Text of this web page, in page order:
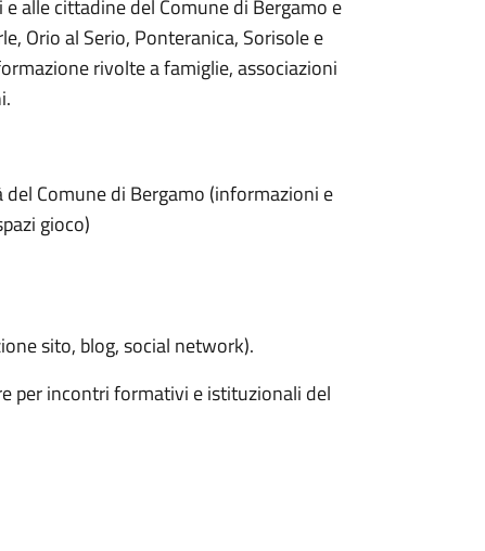
alle cittadine del Comune di Bergamo e
Orio al Serio, Ponteranica, Sorisole e
rivolte a famiglie, associazioni
Comune di Bergamo (informazioni e
gioco)
sito, blog, social network).
per incontri formativi e istituzionali del